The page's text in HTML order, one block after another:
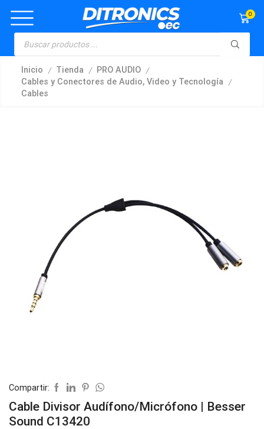
0
Inicio / Tienda / PRO AUDIO /
Cables y Conectores de Audio, Video y Tecnología /
Cables
Compartir:
Cable Divisor Audífono/Micrófono | Besser
Sound C13420